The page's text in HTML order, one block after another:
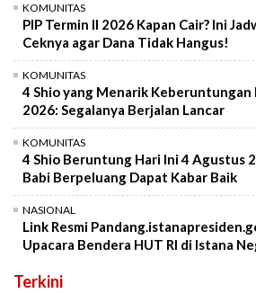
KOMUNITAS
PIP Termin II 2026 Kapan Cair? Ini
Ceknya agar Dana Tidak Hangus!
KOMUNITAS
4 Shio yang Menarik Keberuntungan
2026: Segalanya Berjalan Lancar
KOMUNITAS
4 Shio Beruntung Hari Ini 4 Agustus
Babi Berpeluang Dapat Kabar Baik
NASIONAL
Link Resmi
Upacara Bendera HUT RI di Istana
Terkini